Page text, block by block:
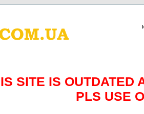
SITE IS OUTDATED
PLS USE